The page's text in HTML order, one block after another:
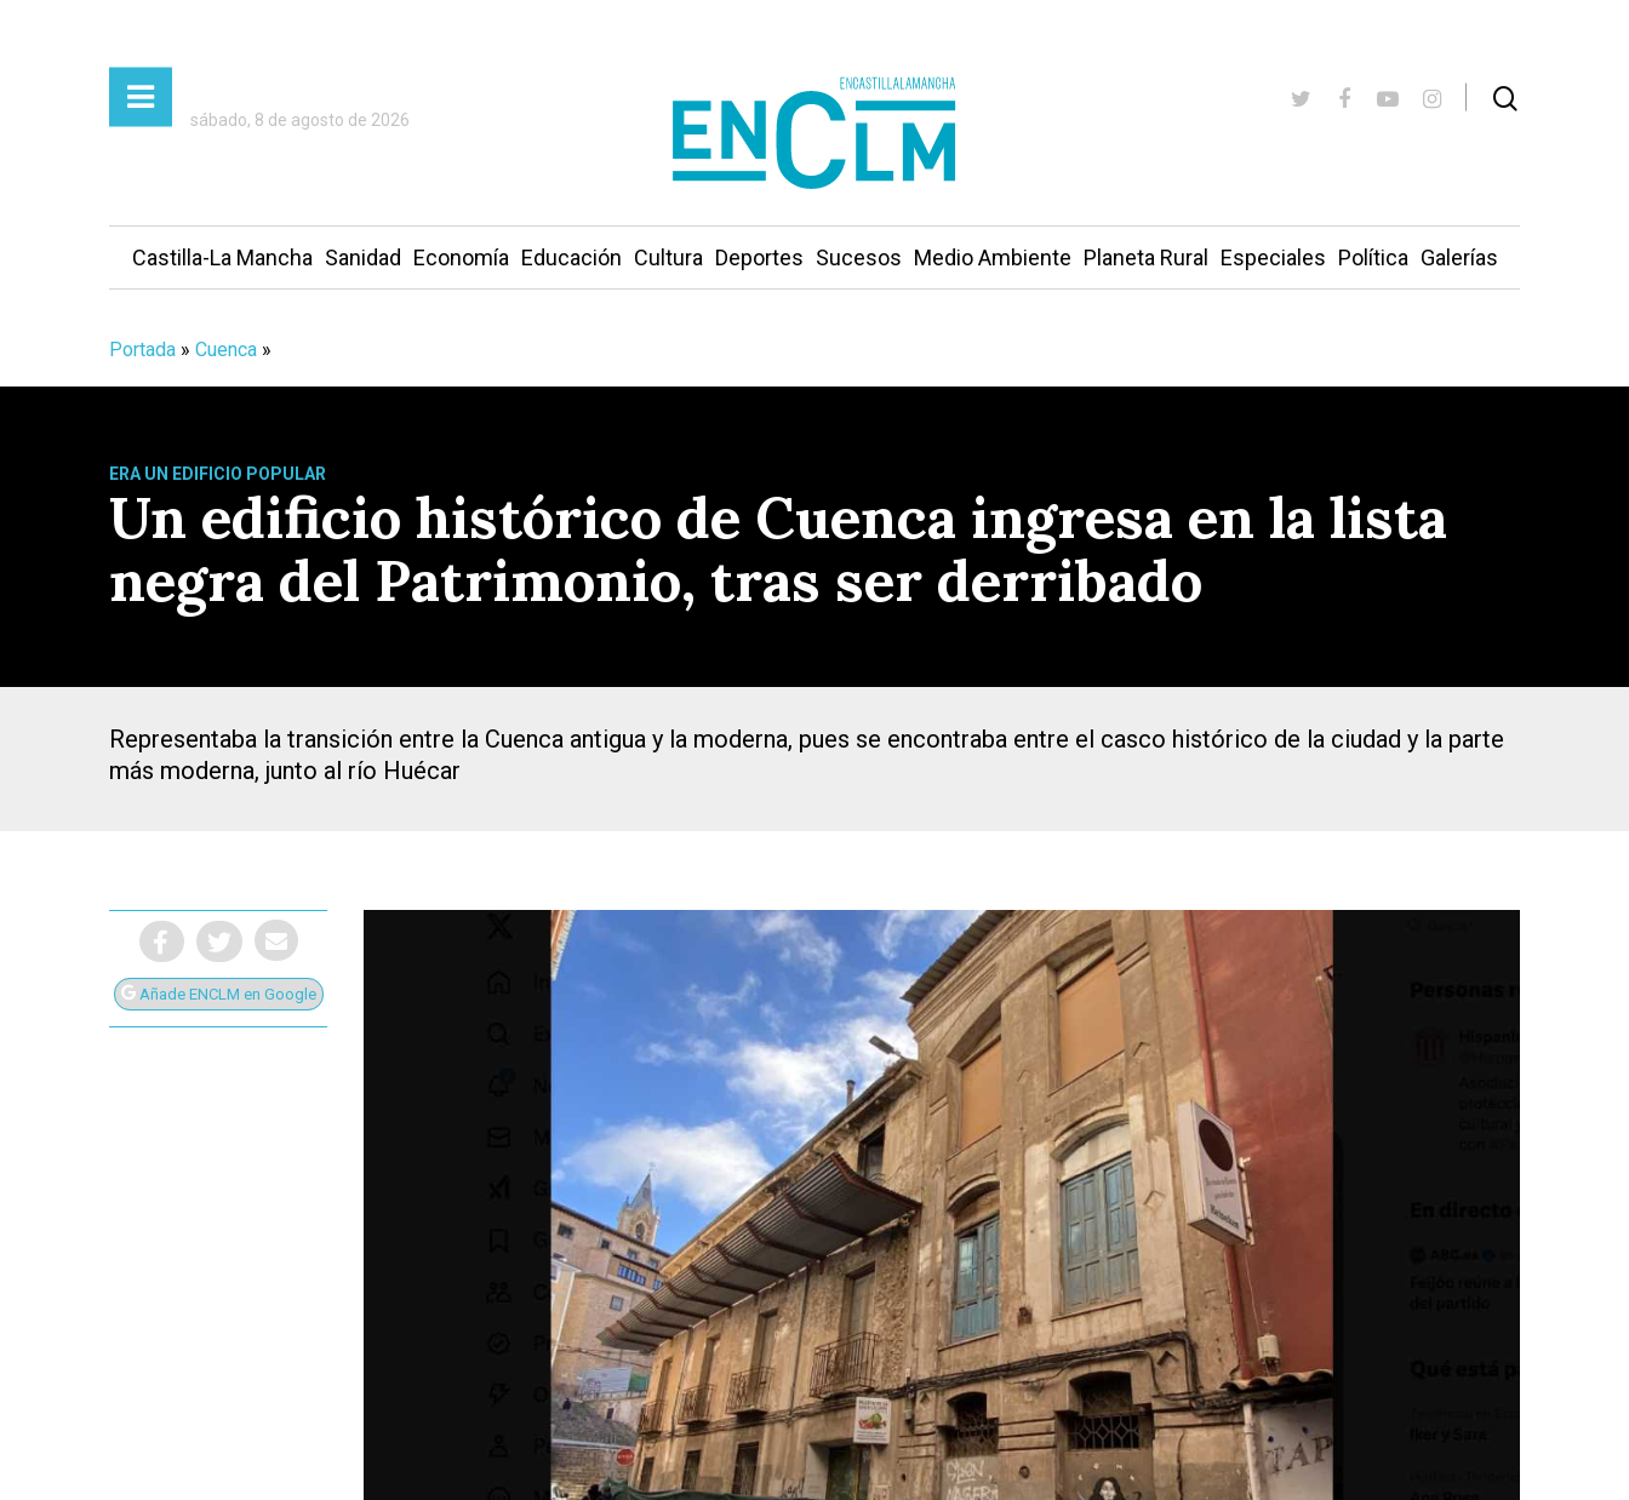
Presiona Intro para buscar o ESC para cerrar
sábado, 8 de agosto de 2026
Castilla-La Mancha Sanidad Economía Educación Cultura Deportes Sucesos Medio Ambiente Planeta Rural Especiales Política Galerías
Portada » Cuenca »
ERA UN EDIFICIO POPULAR
Un edificio histórico de Cuenca ingresa en la lista
negra del Patrimonio, tras ser derribado
Representaba la transición entre la Cuenca antigua y la moderna, pues se encontraba entre el casco histórico de la ciudad y la parte
más moderna, junto al río Huécar
Añade ENCLM en Google